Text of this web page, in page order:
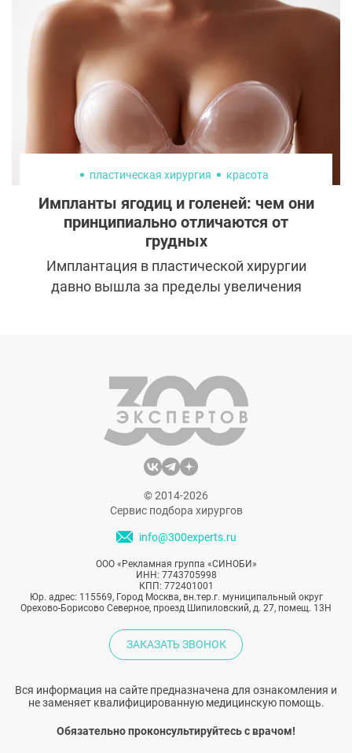
произошло и в случае с Еленой
Темниковой, которая когда-то выступала
против каких бы то ни было бьюти-
преображений.
пластическая хирургия красота
Импланты ягодиц и голеней: чем они
принципиально отличаются от
грудных
Имплантация в пластической хирургии
давно вышла за пределы увеличения
На практике между ними существуют
принципиальные различия, которые
касаются конструкции, показаний, рисков
и особенностей реабилитации.
© 2014-2026
Сервис подбора хирургов
info@300experts.ru
ООО «Рекламная группа «СИНОБИ»
ИНН: 7743705998
КПП: 772401001
Юр. адрес: 115569, Город Москва, вн.тер.г. муниципальный округ
Орехово-Борисово Северное, проезд Шипиловский, д. 27, помещ. 13Н
ЗАКАЗАТЬ ЗВОНОК
Вся информация на сайте предназначена для ознакомления и
не заменяет квалифицированную медицинскую помощь.
Обязательно проконсультируйтесь с врачом!